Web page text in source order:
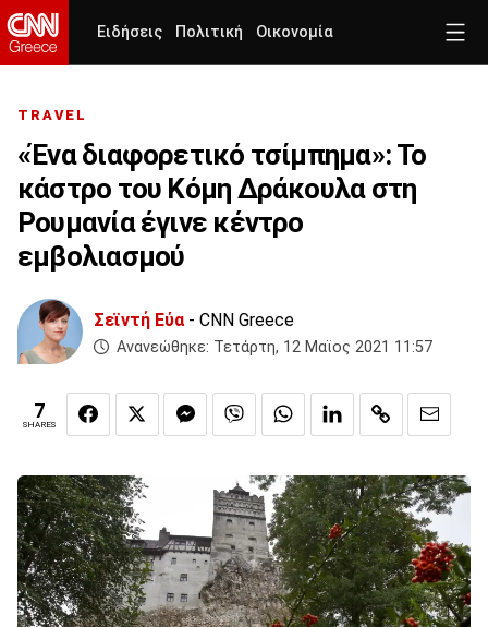
Ειδήσεις Πολιτική Οικονομία
TRAVEL
«Ένα διαφορετικό τσίμπημα»: Το
κάστρο του Κόμη Δράκουλα στη
Ρουμανία έγινε κέντρο
εμβολιασμού
Σεϊντή Εύα- CNN Greece
Ανανεώθηκε: Τετάρτη, 12 Μαϊος 2021 11:57
7
SHARES